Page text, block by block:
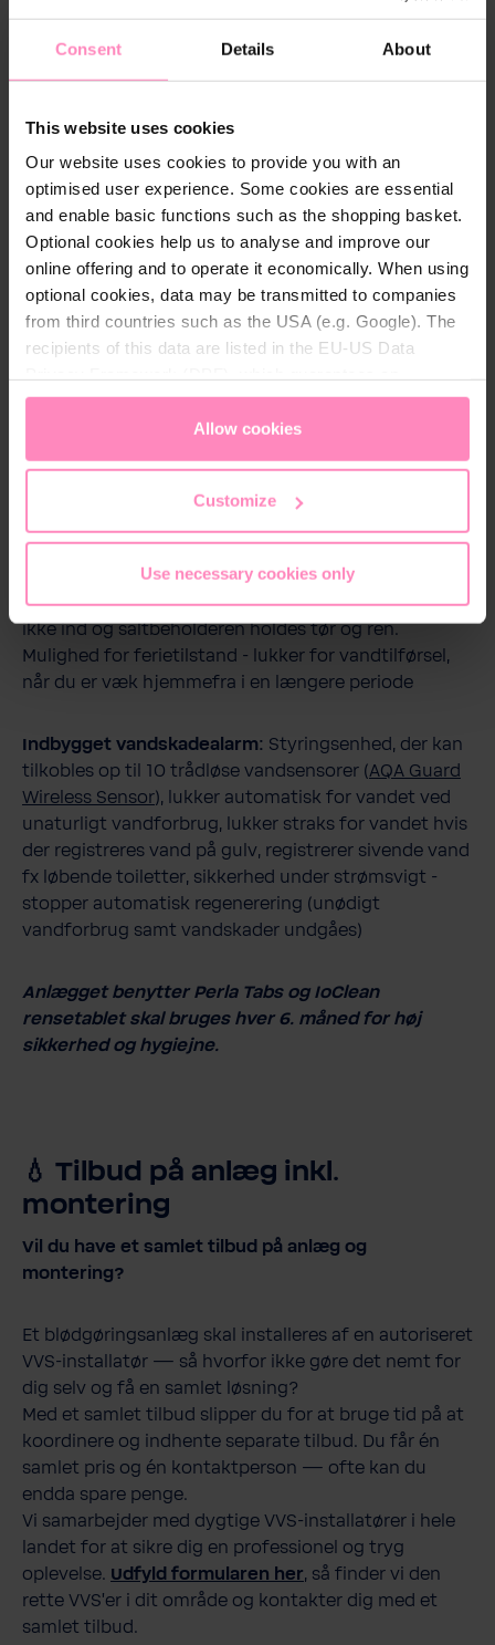
Consent Details About
This website uses cookies
Our website uses cookies to provide you with an
optimised user experience. Some cookies are essential
and enable basic functions such as the shopping basket.
Optional cookies help us to analyse and improve our
online offering and to operate it economically. When using
optional cookies, data may be transmitted to companies
from third countries such as the USA (e.g. Google). The
recipients of this data are listed in the EU-US Data
appropriate level of data protection. You canaccept all
only allow necessary cookies
access and change your chosen setting at any time in
Allow cookies
Customize
Use necessary cookies only
BWT Perla forbindes til WiFi og via Best Water App.
Her får du overblik over blødgøringsanlæggets
status og modtager relevante notifikationer -
eksempelvis ved service eller når der skal fyldes mere
salt på anlægget. Desuden beskytter BWT Perla mod
vandskader med de integrerede sikkerhedssystemer.
Nu beskytter du ikke kun dit hjem mod kalk, men
også mod vandskader.
udgangspunkt i det faktiske forbrug af blødgjort
Overvåger den faktiske saltbeholdning,
hvilket angives i app, e-mail og display
Lukket og hygiejnisk konstruktion:Snavs trænger
ikke ind og saltbeholderen holdes tør og ren.
Mulighed for ferietilstand - lukker for vandtilførsel,
når du er væk hjemmefra i en længere periode
Indbygget vandskadealarm: Styringsenhed, der kan
tilkobles op til 10 trådløse vandsensorer (AQA Guard
Wireless Sensor), lukker automatisk for vandet ved
unaturligt vandforbrug, lukker straks for vandet hvis
der registreres vand på gulv, registrerer sivende vand
fx løbende toiletter, sikkerhed under strømsvigt -
stopper automatisk regenerering (unødigt
vandforbrug samt vandskader undgåes)
Anlægget benytter Perla Tabs og IoClean
rensetablet skal bruges hver 6. måned for høj
sikkerhed og hygiejne.
💧 Tilbud på anlæg inkl.
montering
Vil du have et samlet tilbud på anlæg og
montering?
Et blødgøringsanlæg skal installeres af en autoriseret
VVS-installatør — så hvorfor ikke gøre det nemt for
dig selv og få en samlet løsning?
Med et samlet tilbud slipper du for at bruge tid på at
koordinere og indhente separate tilbud. Du får én
samlet pris og én kontaktperson — ofte kan du
endda spare penge.
Vi samarbejder med dygtige VVS-installatører i hele
landet for at sikre dig en professionel og tryg
oplevelse. Udfyld formularen her, så finder vi den
rette VVS’er i dit område og kontakter dig med et
samlet tilbud.